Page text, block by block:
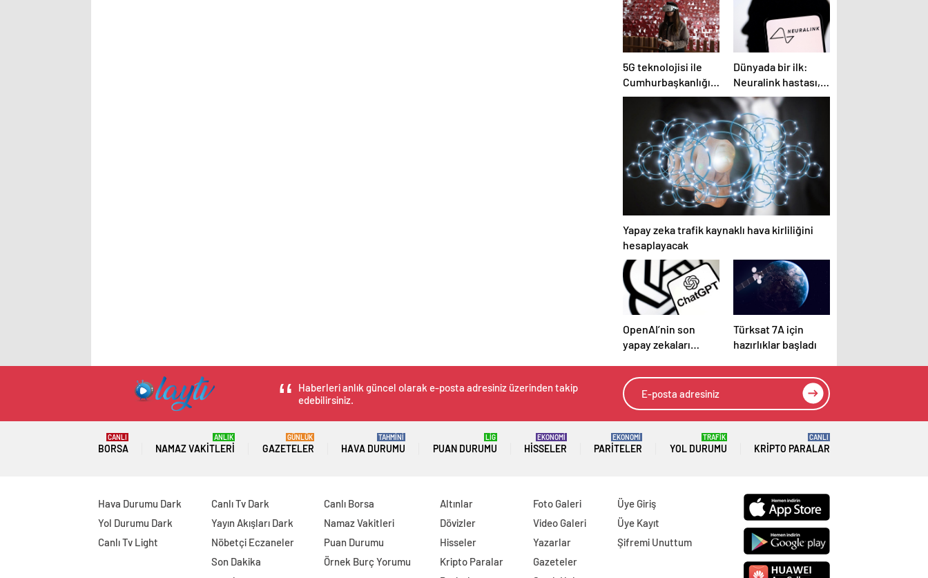
5G teknolojisi ile
Cumhurbaşkanlığı
Külliyesi’ndeki
konser AKM’ye
taşındı
Dünyada bir ilk:
Neuralink hastası,
beyin implantıyla ilk
kez YouTube
videosu hazırladı
Yapay zeka trafik kaynaklı hava kirliliğini
hesaplayacak
OpenAI’nin son
yapay zekaları
görmeye başladı
Türksat 7A için
hazırlıklar başladı
Haberleri anlık güncel olarak e-posta adresiniz üzerinden takip
edebilirsiniz.
BORSA
CANLI
NAMAZ VAKITLERI
ANLIK
GAZETELER
GÜNLÜK
HAVA DURUMU
TAHMİNİ
PUAN DURUMU
LİG
HISSELER
EKONOMİ
PARITELER
EKONOMİ
YOL DURUMU
TRAFİK
KRIPTO PARALAR
CANLI
Hava Durumu Dark
Yol Durumu Dark
Canlı Tv Light
Canlı Tv Dark
Yayın Akışları Dark
Nöbetçi Eczaneler
Son Dakika
Canlı Borsa
Namaz Vakitleri
Puan Durumu
Örnek Burç Yorumu
Altınlar
Dövizler
Hisseler
Kripto Paralar
Foto Galeri
Video Galeri
Yazarlar
Gazeteler
Üye Giriş
Üye Kayıt
Şifremi Unuttum